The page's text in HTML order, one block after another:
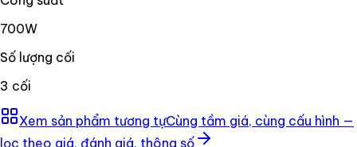
700W
Số lượng cối
3 cối
Xem sản phẩm tương tựCùng tầm giá, cùng cấu hình —
lọc theo giá, đánh giá, thông số